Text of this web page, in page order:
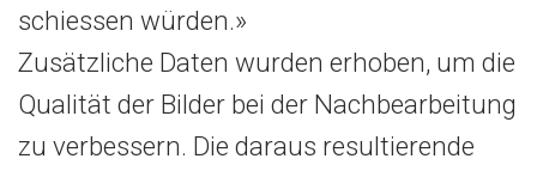
schiessen würden.»
Zusätzliche Daten wurden erhoben, um die
Qualität der Bilder bei der Nachbearbeitung
zu verbessern. Die daraus resultierende